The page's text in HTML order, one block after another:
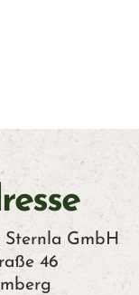
Sternla GmbH
46